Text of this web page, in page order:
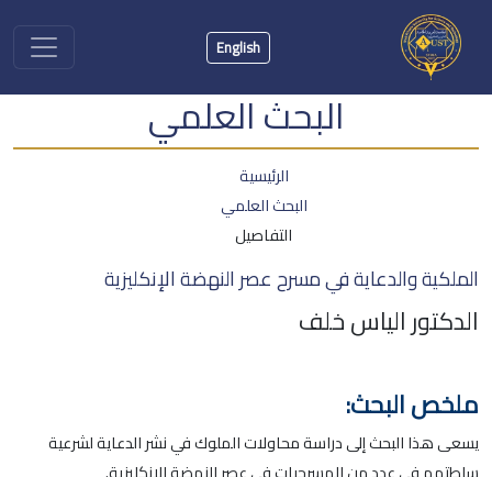
English
البحث العلمي
الرئيسية
البحث العلمي
التفاصيل
الملكية والدعاية في مسرح عصر النهضة الإنكليزية
الدكتور الياس خلف
ملخص البحث:
يسعى هذا البحث إلى دراسة محاولات الملوك في نشر الدعاية لشرعية